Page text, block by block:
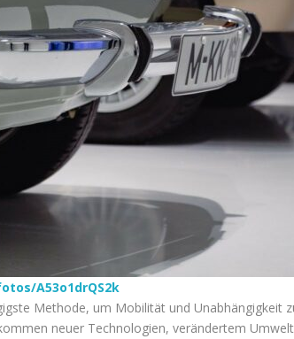
A53o1drQS2k
Methode, um Mobilität und Unabhängigkeit
neuer Technologien, verändertem